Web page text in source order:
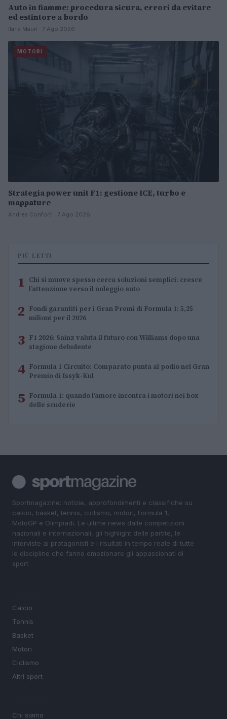
Auto in fiamme: procedura sicura, errori da evitare
ed estintore a bordo
Ilaria Mauri · 7 Ago 2026
MOTORI
Strategia power unit F1: gestione ICE, turbo e
mappature
Andrea Conforti · 7 Ago 2026
PIÙ LETTI
1 Chi si muove spesso cerca soluzioni semplici: cresce
l’attenzione verso il noleggio auto
2 Fondi garantiti per i Gran Premi di Formula 1: 5,25
milioni per il 2026
3 F1 2026: Sainz valuta il futuro con Williams dopo una
stagione deludente
4 Formula 1 Circuito: Comparato punta al podio nel Gran
Premio di Issyk-Kul
5 Formula 1: quando l’amore incontra i motori nei box
delle scuderie
Sportmagazine: notizie, approfondimenti e classifiche su
calcio, basket, tennis, ciclismo, motori, Formula 1,
MotoGP e Olimpiadi. Le ultime news dalle competizioni
nazionali e internazionali, gli highlight delle partite, le
interviste ai protagonisti e i risultati in tempo reale di tutte
le discipline che fanno emozionare gli appassionati di
sport.
Calcio
Tennis
Basket
Motori
Ciclismo
Altri sport
Chi siamo